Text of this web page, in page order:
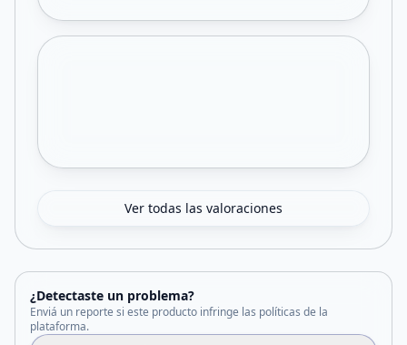
Ver todas las valoraciones
¿Detectaste un problema?
Enviá un reporte si este producto infringe las políticas de la
plataforma.